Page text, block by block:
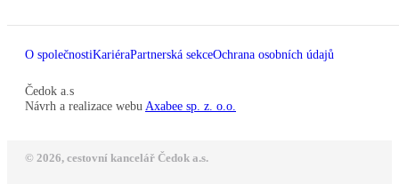
O společnostiKariéraPartnerská sekceOchrana osobních údajů
Čedok a.s
Návrh a realizace webu Axabee sp. z. o.o.
© 2026, cestovní kancelář Čedok a.s.